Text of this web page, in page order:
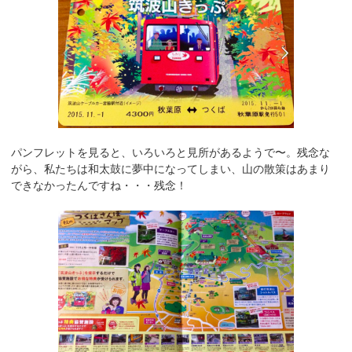
パンフレットを見ると、いろいろと見所があるようで〜。残念な
がら、私たちは和太鼓に夢中になってしまい、山の散策はあまり
できなかったんですね・・・残念！